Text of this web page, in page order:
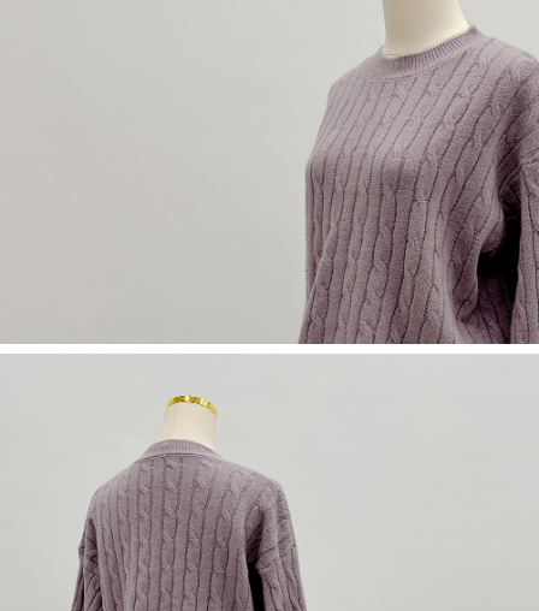
す。AFTEEの個人情報の収集、処理、利用について、詳細はAFTEE公式ホ
ームページの『個人情報の収集、処理及び利用に関する声明』をご参照く
AFTEEの初回ご利用の際に、審査を通過すれば、最高額がNT$10,000にな
ります。支払い期限を過ぎた場合、その金額に基づいて年利20%の遅延滞
納金が加算されます。未成年の利用者は、事前に法定代理人または後見人
の同意を得ればAFTEEをご利用いただけます。
個人情報の処理、利用について疑問がある、または関連する法律の権利を
行使したい場合は、ネットプロテクションズ cs_tw@netprotections.co.jp
にご連絡ください。上記に示した個人情報を、必要な購入注文書とあわせ
てAFTEEにご提供いただく、またはAFTEEにあなたの個人情報の収集、処
理、利用を許可することににご同意いただけない場合は、当サービスを選